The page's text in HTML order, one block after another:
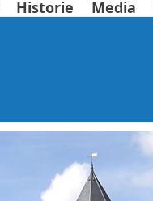
Historie Media